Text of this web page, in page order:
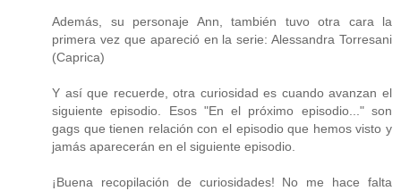
Además, su personaje Ann, también tuvo otra cara la
primera vez que apareció en la serie: Alessandra Torresani
(Caprica)
Y así que recuerde, otra curiosidad es cuando avanzan el
siguiente episodio. Esos "En el próximo episodio..." son
gags que tienen relación con el episodio que hemos visto y
jamás aparecerán en el siguiente episodio.
¡Buena recopilación de curiosidades! No me hace falta